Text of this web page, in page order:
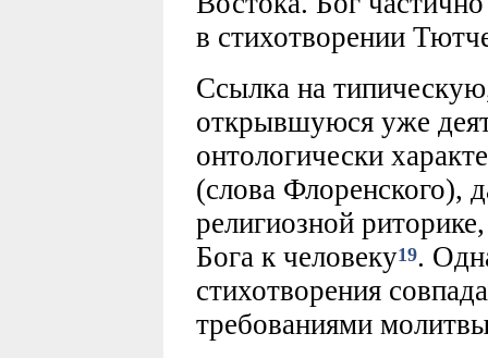
в стихотворении
Ссылка на
открывшуюся уже
онтологически
(слова Флоренского),
религиозной
Бога к человеку19.
стихотворения
требованиями